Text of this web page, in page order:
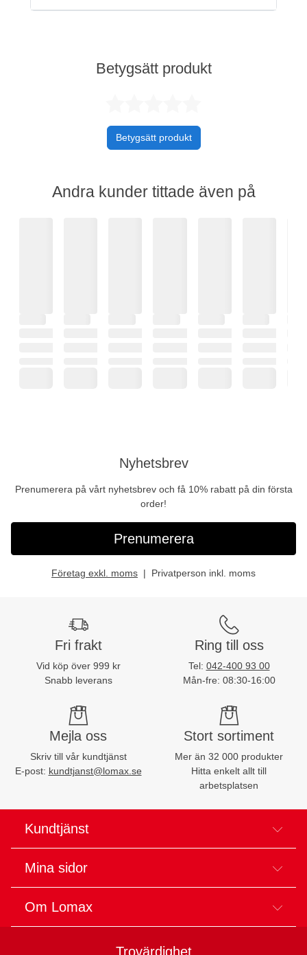
Betygsätt produkt
Betygsätt produkt
Andra kunder tittade även på
Nyhetsbrev
Prenumerera på vårt nyhetsbrev och få 10% rabatt på din första
order!
Prenumerera
Företag exkl. moms Privatperson inkl. moms
Fri frakt
Vid köp över 999 kr
Snabb leverans
Ring till oss
Tel: 042-400 93 00
Mån-fre: 08:30-16:00
Mejla oss
Skriv till vår kundtjänst
E-post: kundtjanst@lomax.se
Stort sortiment
Mer än 32 000 produkter
Hitta enkelt allt till
arbetsplatsen
Kundtjänst
Mina sidor
Om Lomax
Trovärdighet